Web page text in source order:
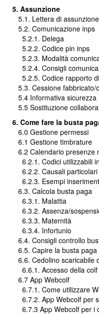
5. Assunzione
5.1. Lettera di assunzione
5.2. Comunicazione inps
5.2.1. Delega
5.2.2. Codice pin inps
5.2.3. Modalità
5.2.4. Consigli
5.2.5. Codice rapporto
5.3. Cessione fabbricato/
5.4 Informativa sicurezza
5.5 Sostituzione
6. Come fare la busta
6.0 Gestione permessi
6.1 Gestione timbrature
6.2 Calendario presenze
6.2.1. Codici utilizzabili
6.2.2. Causali particolari
6.2.3. Esempi
6.3. Calcola busta paga
6.3.1. Malattia
6.3.2. Assenza/
6.3.3. Maternità
6.3.4. Infortunio
6.4. Consigli controllo
6.5. Capire la busta paga
6.6. Cedolino scaricabile
6.6.1. Accesso della colf
6.7 App Webcolf
6.7.1. Come utilizzare
6.7.2. App Webcolf per
6.7.3 App Webcolf per i